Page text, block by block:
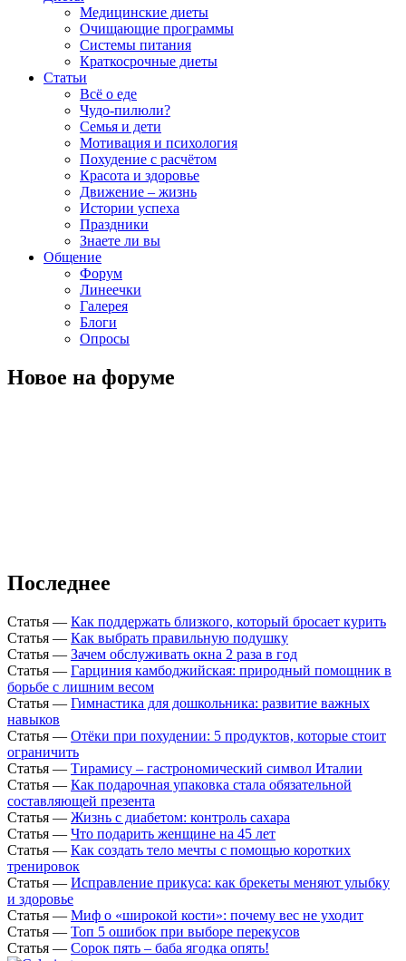
Медицинские диеты
Очищающие программы
Системы питания
Краткосрочные диеты
Статьи
Всё о еде
Чудо-пилюли?
Семья и дети
Мотивация и психология
Похудение с расчётом
Красота и здоровье
Движение – жизнь
Истории успеха
Праздники
Знаете ли вы
Общение
Форум
Линеечки
Галерея
Блоги
Опросы
Новое на форуме
Последнее
Статья — Как поддержать близкого, который бросает курить
Статья — Как выбрать правильную подушку
Статья — Зачем обслуживать окна 2 раза в год
Статья — Гарциния камбоджийская: природный помощник в
борьбе с лишним весом
Статья — Гимнастика для дошкольника: развитие важных
навыков
Статья — Отёки при похудении: 5 продуктов, которые стоит
ограничить
Статья — Тирамису – гастрономический символ Италии
Статья — Как подарочная упаковка стала обязательной
составляющей презента
Статья — Жизнь с диабетом: контроль сахара
Статья — Что подарить женщине на 45 лет
Статья — Как создать тело мечты с помощью коротких
тренировок
Статья — Исправление прикуса: как брекеты меняют улыбку
и здоровье
Статья — Миф о «широкой кости»: почему вес не уходит
Статья — Топ 5 ошибок при выборе перекусов
Статья — Сорок пять – баба ягодка опять!